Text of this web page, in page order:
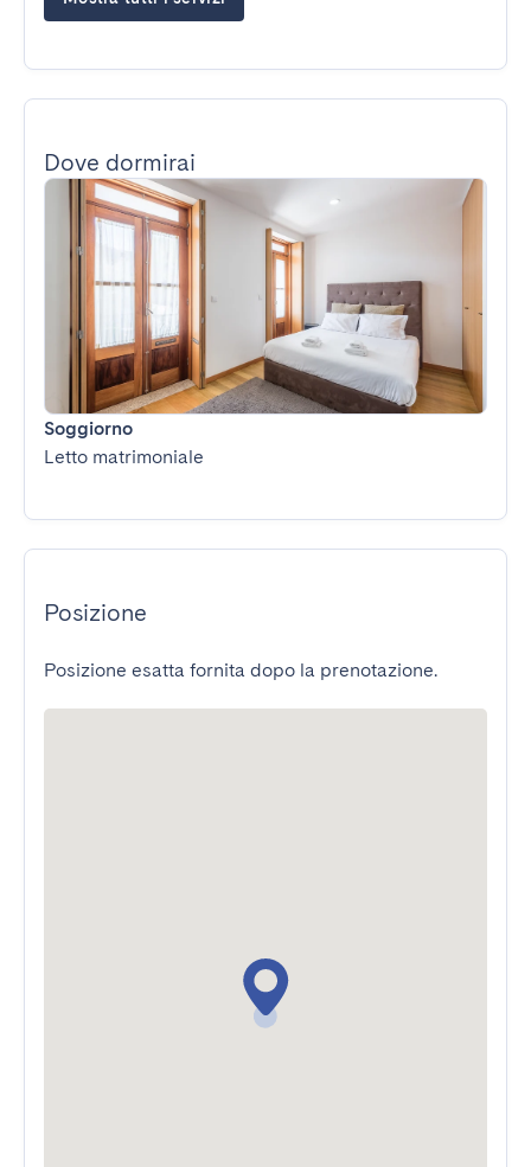
Dove dormirai
Soggiorno
Letto matrimoniale
Posizione
Posizione esatta fornita dopo la prenotazione.